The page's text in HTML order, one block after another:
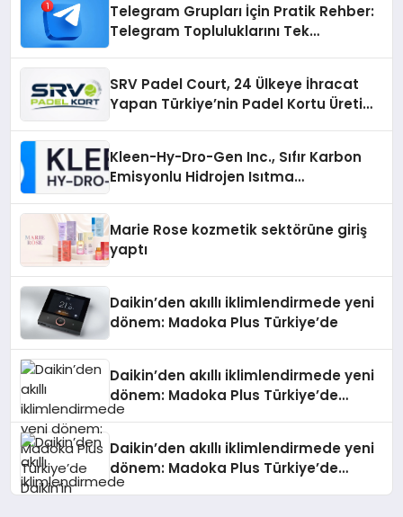
Telegram Grupları İçin Pratik Rehber:
Telegram Topluluklarını Tek
SRV Padel Court, 24 Ülkeye İhracat
Yapan Türkiye’nin Padel Kortu Üretim
Kleen-Hy-Dro-Gen Inc., Sıfır Karbon
Emisyonlu Hidrojen Isıtma
Marie Rose kozmetik sektörüne giriş
yaptı
Daikin’den akıllı iklimlendirmede yeni
dönem: Madoka Plus Türkiye’de
Daikin’den akıllı iklimlendirmede yeni
dönem: Madoka Plus Türkiye’de
Daikin’in kullanıcı dostu tasarımıyla
teknolojilerle donatılmış son modeli
VRV kontrol ünitesi Madoka Plus
Türkiye’de satışa sunuldu. Tam
Daikin’den akıllı iklimlendirmede yeni
dönem: Madoka Plus Türkiye’de
Daikin’in kullanıcı dostu tasarımıyla